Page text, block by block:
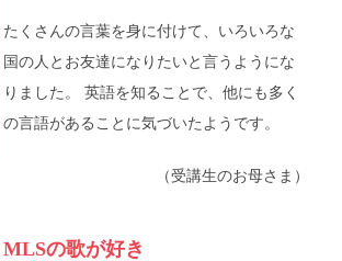
たくさんの言葉を身に付けて、いろいろな
国の人とお友達になりたいと言うようにな
りました。 英語を知ることで、他にも多く
の言語があることに気づいたようです。
（受講生のお母さま）
MLSの歌が好き